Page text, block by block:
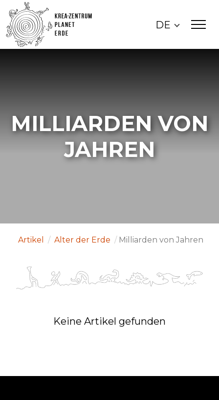
DE
MILLIARDEN VON
JAHREN
Artikel / Alter der Erde / Milliarden von Jahren
Keine Artikel gefunden